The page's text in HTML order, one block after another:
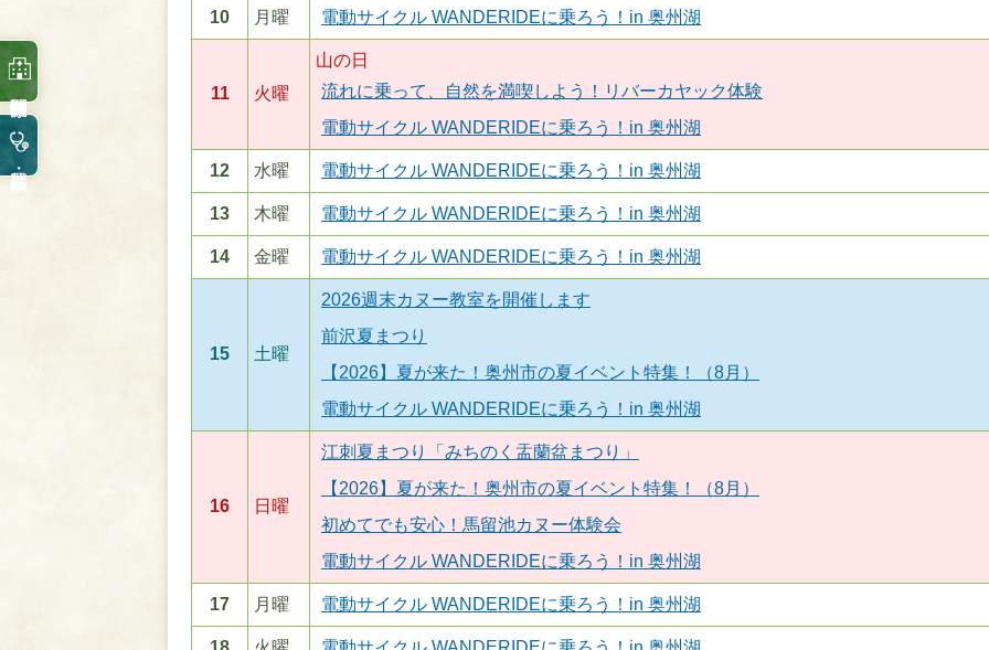
10 月曜 電動サイクル WANDERIDEに乗ろう！in 奥州湖
11 火曜
山の日
流れに乗って、自然を満喫しよう！リバーカヤック体験
電動サイクル WANDERIDEに乗ろう！in 奥州湖
12 水曜 電動サイクル WANDERIDEに乗ろう！in 奥州湖
13 木曜 電動サイクル WANDERIDEに乗ろう！in 奥州湖
14 金曜 電動サイクル WANDERIDEに乗ろう！in 奥州湖
15 土曜
2026週末カヌー教室を開催します
前沢夏まつり
【2026】夏が来た！奥州市の夏イベント特集！（8月）
電動サイクル WANDERIDEに乗ろう！in 奥州湖
16 日曜
江刺夏まつり「みちのく盂蘭盆まつり」
【2026】夏が来た！奥州市の夏イベント特集！（8月）
初めてでも安心！馬留池カヌー体験会
電動サイクル WANDERIDEに乗ろう！in 奥州湖
17 月曜 電動サイクル WANDERIDEに乗ろう！in 奥州湖